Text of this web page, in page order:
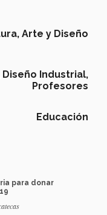
Arte y Diseño
Diseño Industrial,
Profesores
Educación
para donar